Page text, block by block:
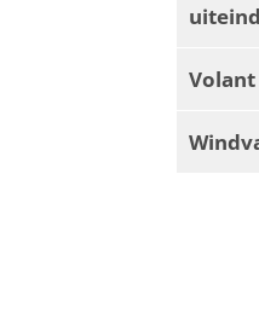
Volant